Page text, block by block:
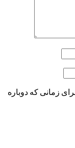
زمانی که دوباره